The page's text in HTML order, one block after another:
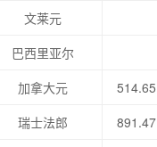
文莱元
巴西里亚尔
加拿大元
514.65
瑞士法郎
891.47